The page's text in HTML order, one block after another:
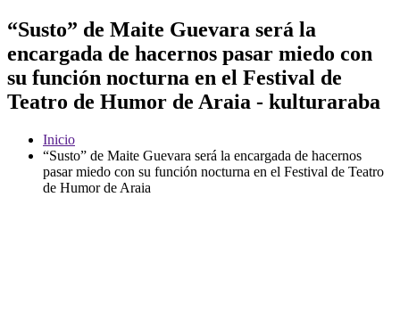
“Susto” de Maite Guevara será la
encargada de hacernos pasar miedo con
su función nocturna en el Festival de
Teatro de Humor de Araia - kulturaraba
Inicio
“Susto” de Maite Guevara será la encargada de hacernos
pasar miedo con su función nocturna en el Festival de Teatro
de Humor de Araia